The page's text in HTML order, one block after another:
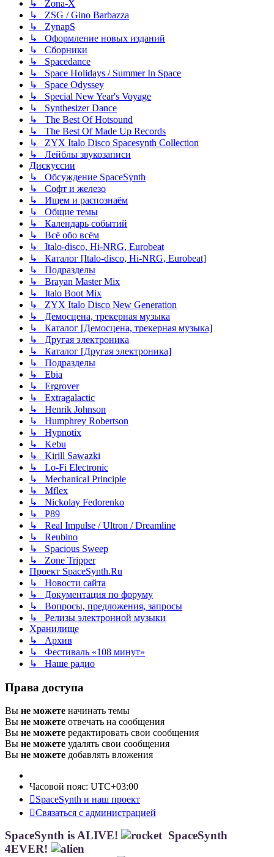
↳ Zona-X
↳ ZSG / Gino Barbazza
↳ ZynapS
↳ Оформление новых изданий
↳ Сборники
↳ Spacedance
↳ Space Holidays / Summer In Space
↳ Space Odyssey
↳ Special New Year's Voyage
↳ Synthesizer Dance
↳ The Best Of Hotsound
↳ The Best Of Made Up Records
↳ ZYX Italo Disco Spacesynth Collection
↳ Лейблы звукозаписи
Дискуссии
↳ Обсуждение SpaceSynth
↳ Софт и железо
↳ Ищем и распознаём
↳ Общие темы
↳ Календарь событий
↳ Всё обо всём
↳ Italo-disco, Hi-NRG, Eurobeat
↳ Каталог [Italo-disco, Hi-NRG, Eurobeat]
↳ Подразделы
↳ Brayan Master Mix
↳ Italo Boot Mix
↳ ZYX Italo Disco New Generation
↳ Демосцена, трекерная музыка
↳ Каталог [Демосцена, трекерная музыка]
↳ Другая электроника
↳ Каталог [Другая электроника]
↳ Подразделы
↳ Ebia
↳ Ergrover
↳ Extragalactic
↳ Henrik Johnson
↳ Humphrey Robertson
↳ Hypnotix
↳ Kebu
↳ Kirill Sawazki
↳ Lo-Fi Electronic
↳ Mechanical Principle
↳ Mflex
↳ Nickolay Fedorenko
↳ P89
↳ Real Impulse / Ultron / Dreamline
↳ Reubino
↳ Spacious Sweep
↳ Zone Tripper
Проект SpaceSynth.Ru
↳ Новости сайта
↳ Документация по форуму
↳ Вопросы, предложения, запросы
↳ Релизы электронной музыки
Хранилище
↳ Архив
↳ Фестиваль «108 минут»
↳ Наше радио
Права доступа
Вы не можете начинать темы
Вы не можете отвечать на сообщения
Вы не можете редактировать свои сообщения
Вы не можете удалять свои сообщения
Вы не можете добавлять вложения
Часовой пояс: UTC+03:00
SpaceSynth и наш проект
Связаться с администрацией
SpaceSynth is ALIVE!
SpaceSynth
4EVER!